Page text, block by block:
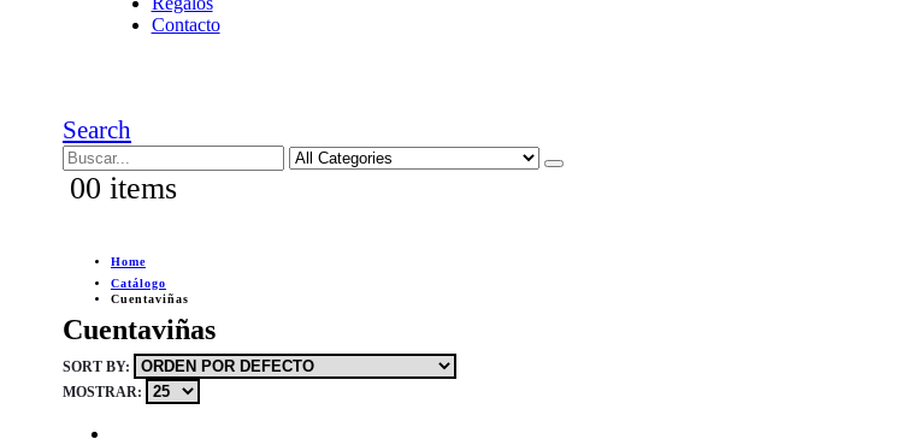
Contacto
Search
00 items
Home
Catálogo
Cuentaviñas
Cuentaviñas
SORT BY:
MOSTRAR: